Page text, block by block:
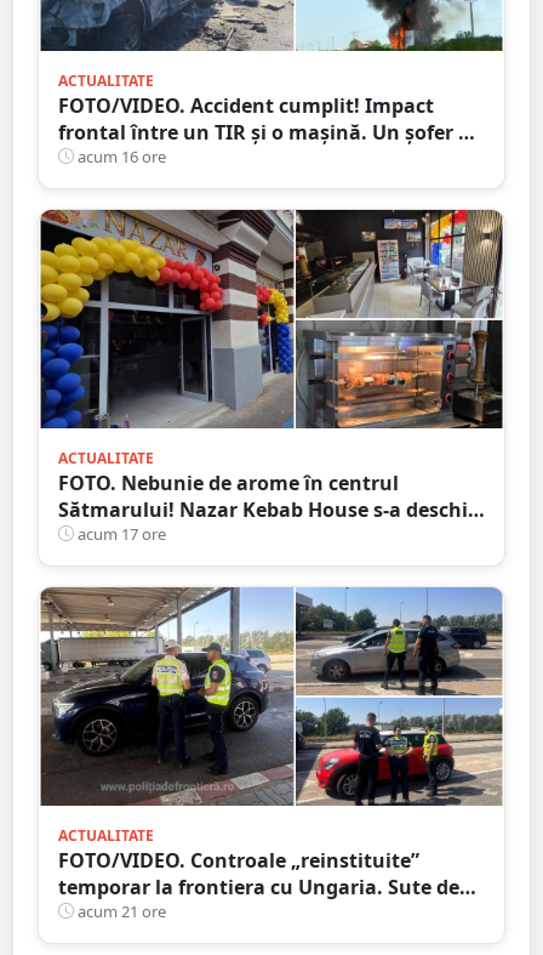
ACTUALITATE
FOTO/VIDEO. Accident cumplit! Impact
frontal între un TIR și o mașină. Un șofer a
murit carbonizat
acum 16 ore
ACTUALITATE
FOTO. Nebunie de arome în centrul
Sătmarului! Nazar Kebab House s-a deschis
cu șaorma la 20 de lei
acum 17 ore
ACTUALITATE
FOTO/VIDEO. Controale „reinstituite”
temporar la frontiera cu Ungaria. Sute de
persoane și mașini, verificate în județul
Satu Mare
acum 21 ore